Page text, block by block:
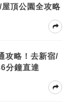
頂公園全攻略
攻略！去新宿/
分鐘直達